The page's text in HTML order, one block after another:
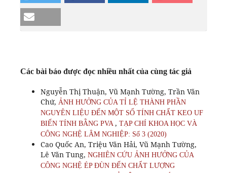
Các bài báo được đọc nhiều nhất của cùng tác giả
Nguyễn Thị Thuận, Vũ Mạnh Tường, Trần Văn
Chứ, ẢNH HƯỞNG CỦA TỈ LỆ THÀNH PHẦN
NGUYÊN LIỆU ĐẾN MỘT SỐ TÍNH CHẤT KEO UF
BIẾN TÍNH BẰNG PVA , TẠP CHÍ KHOA HỌC VÀ
CÔNG NGHỆ LÂM NGHIỆP: Số 3 (2020)
Cao Quốc An, Triệu Văn Hải, Vũ Mạnh Tường,
Lê Văn Tung, NGHIÊN CỨU ẢNH HƯỞNG CỦA
CÔNG NGHỆ ÉP ĐÙN ĐẾN CHẤT LƯỢNG